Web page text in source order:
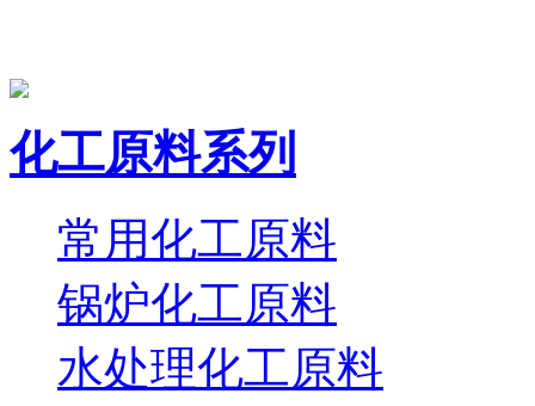
化工原料系列
常用化工原料
锅炉化工原料
水处理化工原料